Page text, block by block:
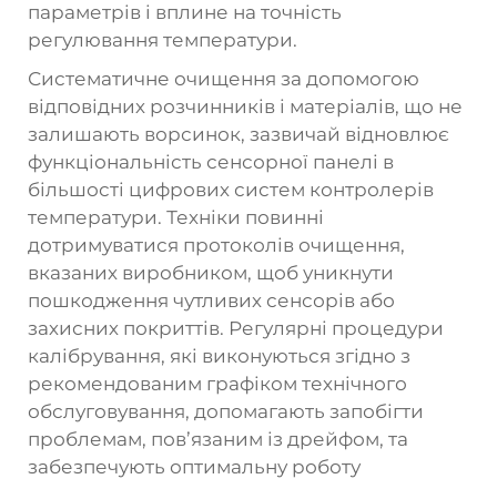
параметрів і вплине на точність
регулювання температури.
Систематичне очищення за допомогою
відповідних розчинників і матеріалів, що не
залишають ворсинок, зазвичай відновлює
функціональність сенсорної панелі в
більшості цифрових систем контролерів
температури. Техніки повинні
дотримуватися протоколів очищення,
вказаних виробником, щоб уникнути
пошкодження чутливих сенсорів або
захисних покриттів. Регулярні процедури
калібрування, які виконуються згідно з
рекомендованим графіком технічного
обслуговування, допомагають запобігти
проблемам, пов’язаним із дрейфом, та
забезпечують оптимальну роботу